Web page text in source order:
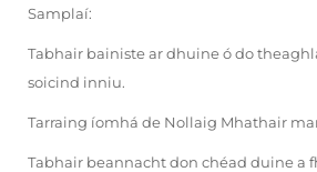
Samplaí:
Tabhair bainiste ar dhuine ó do
soicind inniu.
Tarraing íomhá de Nollaig Mhathair
Tabhair beannacht don chéad duine a